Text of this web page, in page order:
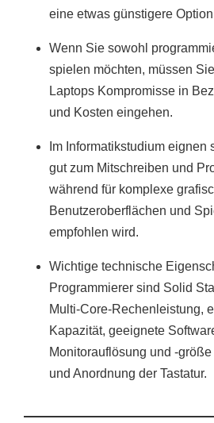
eine etwas günstigere
Wenn Sie sowohl
spielen möchten, müssen
Laptops Kompromisse in
und Kosten eingehen.
Im Informatikstudium eignen
gut zum Mitschreiben und
während für komplexe
Benutzeroberflächen und
empfohlen wird.
Wichtige technische
Programmierer sind Solid
Multi-Core-Rechenleistung,
Kapazität, geeignete
Monitorauflösung und -
und Anordnung der Tastatur.